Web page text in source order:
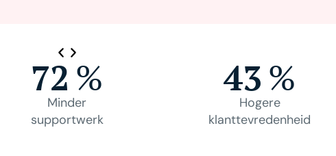
72 %
Minder
supportwerk
43%
Hogere
klanttevredenheid